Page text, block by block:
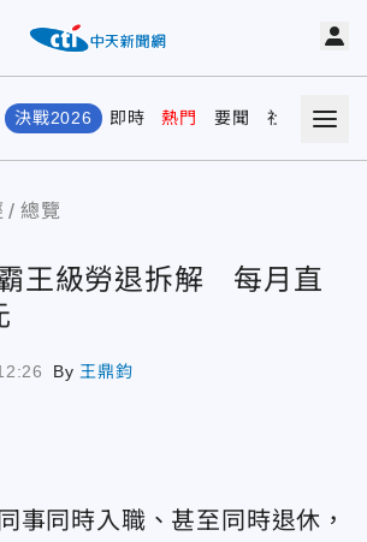
決戰2026 即時 熱門 要聞 社會 娛樂
總覽
王級勞退拆解 每月直
By 王鼎鈞
事同時入職、甚至同時退休，